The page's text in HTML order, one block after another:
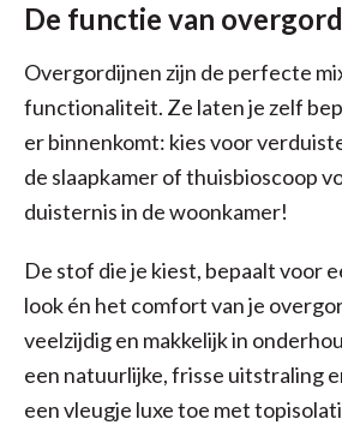
De functie van
Overgordijnen zijn de perfecte
functionaliteit. Ze laten je zelf
er binnenkomt: kies voor
de slaapkamer of thuisbioscoop
duisternis in de woonkamer!
De stof die je kiest, bepaalt voor
look én het comfort van je
veelzijdig en makkelijk in
een natuurlijke, frisse uitstraling
een vleugje luxe toe met